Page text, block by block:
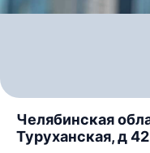
Челябинская
Туруханская, д 42